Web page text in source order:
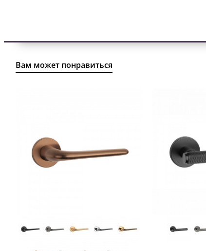
Вам может понравиться
2-3 дня
2-3 дня 1 неделя
1 неделя